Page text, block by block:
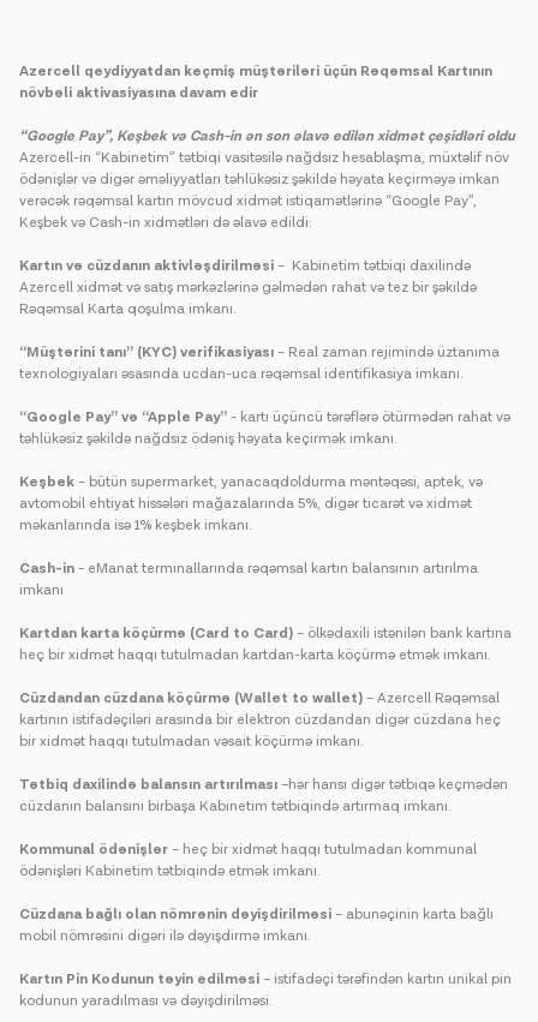
Azercell qeydiyyatdan keçmiş müştəriləri üçün Rəqəmsal Kartının
növbəli aktivasiyasına davam edir
“Google Pay”, Keşbek və Cash-in ən son əlavə edilən xidmət çeşidləri oldu
Azercell-in “Kabinetim” tətbiqi vasitəsilə nağdsız hesablaşma, müxtəlif növ
ödənişlər və digər əməliyyatları təhlükəsiz şəkildə həyata keçirməyə imkan
verəcək rəqəmsal kartın mövcud xidmət istiqamətlərinə “Google Pay”,
Keşbek və Cash-in xidmətləri də əlavə edildi:
Kartın və cüzdanın aktivləşdirilməsi – Kabinetim tətbiqi daxilində
Azercell xidmət və satış mərkəzlərinə gəlmədən rahat və tez bir şəkildə
Rəqəmsal Karta qoşulma imkanı.
“Müştərini tanı” (KYC) verifikasiyası – Real zaman rejimində üztanıma
texnologiyaları əsasında ucdan-uca rəqəmsal identifikasiya imkanı.
“Google Pay” və “Apple Pay” - kartı üçüncü tərəflərə ötürmədən rahat və
təhlükəsiz şəkildə nağdsız ödəniş həyata keçirmək imkanı.
Keşbek – bütün supermarket, yanacaqdoldurma məntəqəsi, aptek, və
avtomobil ehtiyat hissələri mağazalarında 5%, digər ticarət və xidmət
məkanlarında isə 1% keşbek imkanı.
Cash-in - eManat terminallarında rəqəmsal kartın balansının artırılma
imkanı
Kartdan karta köçürmə (Card to Card) – ölkədaxili istənilən bank kartına
heç bir xidmət haqqı tutulmadan kartdan-karta köçürmə etmək imkanı.
Cüzdandan cüzdana köçürmə (Wallet to wallet) – Azercell Rəqəmsal
kartının istifadəçiləri arasında bir elektron cüzdandan digər cüzdana heç
bir xidmət haqqı tutulmadan vəsait köçürmə imkanı.
Tətbiq daxilində balansın artırılması –hər hansı digər tətbiqə keçmədən
cüzdanın balansını birbaşa Kabinetim tətbiqində artırmaq imkanı.
Kommunal ödənişlər – heç bir xidmət haqqı tutulmadan kommunal
ödənişləri Kabinetim tətbiqində etmək imkanı.
Cüzdana bağlı olan nömrənin dəyişdirilməsi – abunəçinin karta bağlı
mobil nömrəsini digəri ilə dəyişdirmə imkanı.
Kartın Pin Kodunun təyin edilməsi – istifadəçi tərəfindən kartın unikal pin
kodunun yaradılması və dəyişdirilməsi.